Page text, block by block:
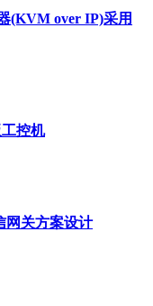
(KVM over IP)采用
控机
网关方案设计